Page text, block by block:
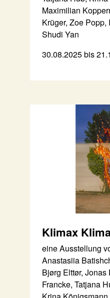
Maximilian
Krüger, Zoe Popp,
Shudi Yan
30.08.2025 bis
Klimax
eine Ausstellung
Anastasiia
Bjørg Elttør, Jonas
Francke, Tatjana